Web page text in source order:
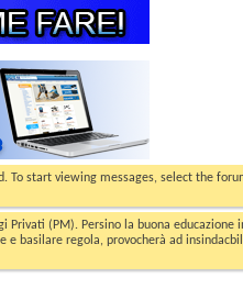
To start viewing messages, select the
(PM). Persino la buona educazione
e basilare regola, provocherà ad